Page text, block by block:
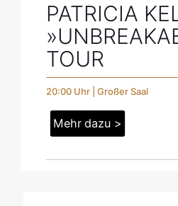
PATRICIA
TOUR
20:00 Uhr | Großer Saal
Mehr dazu >